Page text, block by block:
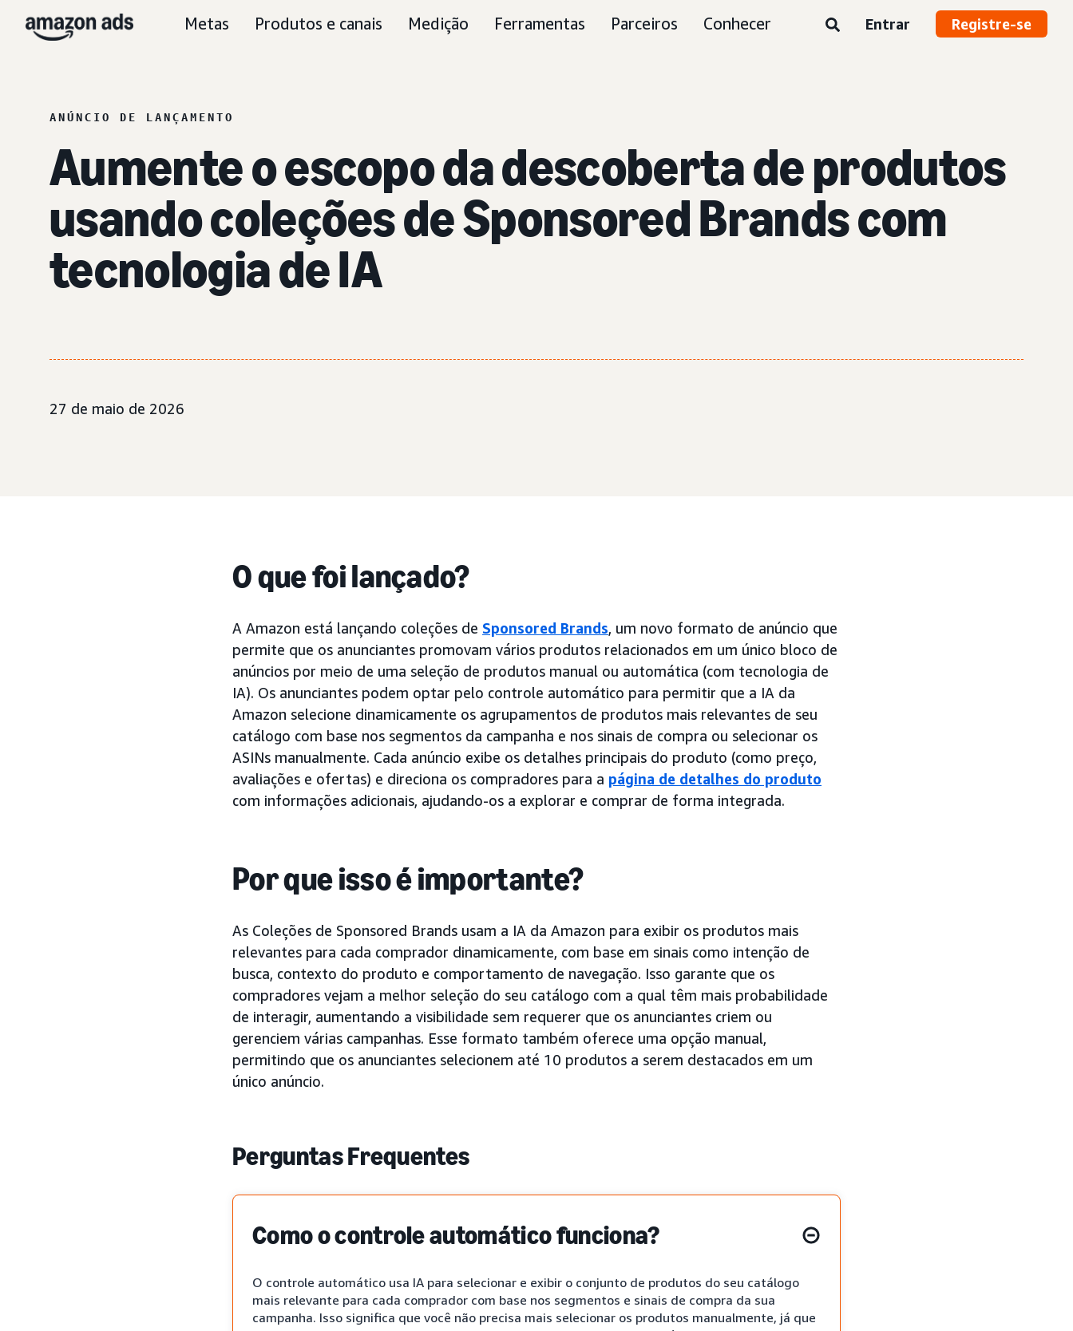
Metas Produtos e canais Medição Ferramentas Parceiros Conhecer Entrar Registre-se
ANÚNCIO DE LANÇAMENTO
Aumente o escopo da descoberta de produtos
usando coleções de Sponsored Brands com
tecnologia de IA
27 de maio de 2026
O que foi lançado?
A Amazon está lançando coleções de Sponsored Brands, um novo formato de anúncio que
permite que os anunciantes promovam vários produtos relacionados em um único bloco de
anúncios por meio de uma seleção de produtos manual ou automática (com tecnologia de
IA). Os anunciantes podem optar pelo controle automático para permitir que a IA da
Amazon selecione dinamicamente os agrupamentos de produtos mais relevantes de seu
catálogo com base nos segmentos da campanha e nos sinais de compra ou selecionar os
ASINs manualmente. Cada anúncio exibe os detalhes principais do produto (como preço,
avaliações e ofertas) e direciona os compradores para a página de detalhes do produto
com informações adicionais, ajudando-os a explorar e comprar de forma integrada.
Por que isso é importante?
As Coleções de Sponsored Brands usam a IA da Amazon para exibir os produtos mais
relevantes para cada comprador dinamicamente, com base em sinais como intenção de
busca, contexto do produto e comportamento de navegação. Isso garante que os
compradores vejam a melhor seleção do seu catálogo com a qual têm mais probabilidade
de interagir, aumentando a visibilidade sem requerer que os anunciantes criem ou
gerenciem várias campanhas. Esse formato também oferece uma opção manual,
permitindo que os anunciantes selecionem até 10 produtos a serem destacados em um
único anúncio.
Perguntas Frequentes
Como o controle automático funciona?
O controle automático usa IA para selecionar e exibir o conjunto de produtos do seu catálogo
mais relevante para cada comprador com base nos segmentos e sinais de compra da sua
campanha. Isso significa que você não precisa mais selecionar os produtos manualmente, já que